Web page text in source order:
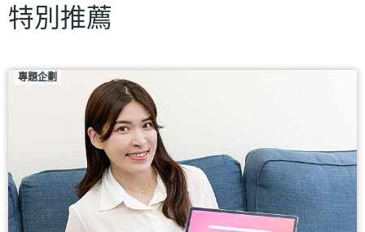
特別推薦
專題企劃